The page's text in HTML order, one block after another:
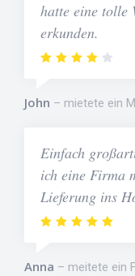
hatte eine tolle
erkunden.
John mietete ein
Einfach
ich eine Firma
Lieferung ins
Anna meitete ein